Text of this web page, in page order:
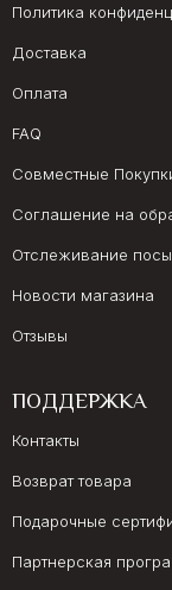
Политика
Доставка
Оплата
FAQ
Совместные
Соглашение на
Отслеживание
Новости магазина
Отзывы
ПОДДЕРЖКА
Контакты
Возврат товара
Подарочные
Партнерская